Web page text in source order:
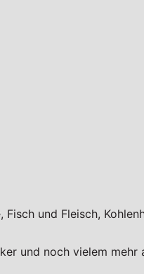
und Fleisch,
und noch vielem mehr